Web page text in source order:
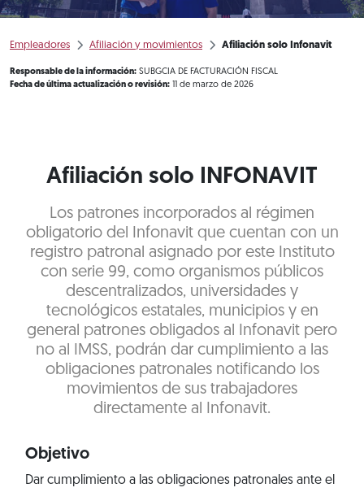
Empleadores Afiliación y movimientos Afiliación solo Infonavit
Responsable de la información: SUBGCIA DE FACTURACIÓN FISCAL
Fecha de última actualización o revisión: 11 de marzo de 2026
Afiliación solo INFONAVIT
Los patrones incorporados al régimen
obligatorio del Infonavit que cuentan con un
registro patronal asignado por este Instituto
con serie 99, como organismos públicos
descentralizados, universidades y
tecnológicos estatales, municipios y en
general patrones obligados al Infonavit pero
no al IMSS, podrán dar cumplimiento a las
obligaciones patronales notificando los
movimientos de sus trabajadores
directamente al Infonavit.
Objetivo
Dar cumplimiento a las obligaciones patronales ante el